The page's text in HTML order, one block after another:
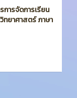
ารจัดการเรียน
ยาศาสตร์ ภาษา